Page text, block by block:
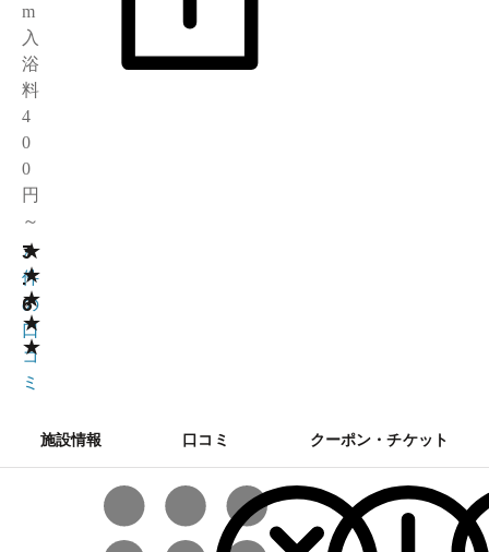
m
入
浴
料
4
0
0
円
～
★
★
★
★
★
3
.
6
7
件
の
口
コ
ミ
施設情報 口コミ クーポン・チケット